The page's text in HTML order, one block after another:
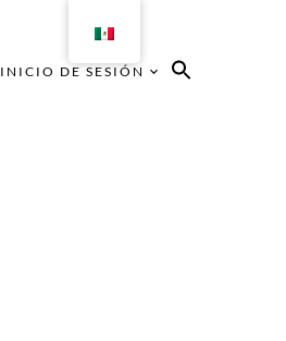
INICIO DE SESIÓN